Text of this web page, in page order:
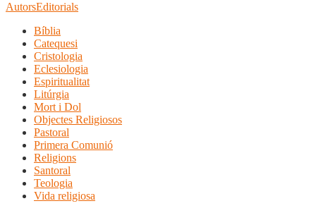
AutorsEditorials
Bíblia
Catequesi
Cristologia
Eclesiologia
Espiritualitat
Litúrgia
Mort i Dol
Objectes Religiosos
Pastoral
Primera Comunió
Religions
Santoral
Teologia
Vida religiosa